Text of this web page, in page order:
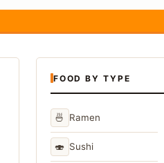
FOOD BY TYPE
🍜 Ramen
🍣 Sushi